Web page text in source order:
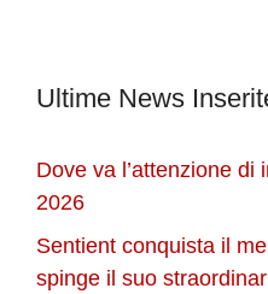
Ultime News
Dove va l’attenzione di
2026
Sentient conquista il
spinge il suo